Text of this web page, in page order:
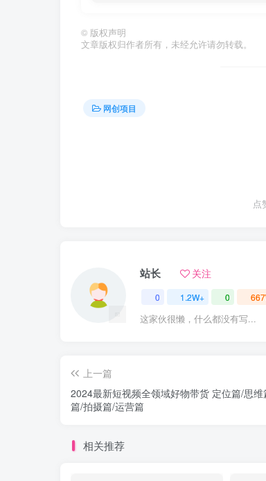
© 版权声明
文章版权归作者所有，未经允许请勿转载。
网创项目
点
站长 关注
0 1.2W+ 0
这家伙很懒，什么都没有写...
上一篇
2024最新短视频全领域好物带货 定位篇/思
篇/拍摄篇/运营篇
相关推荐